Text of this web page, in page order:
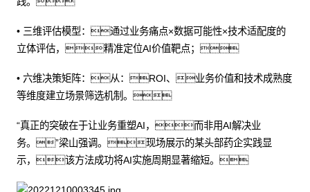
• 三维评估模型：通过业务痛点×数据可能性×技术适配度的
立体评估，精准定位AI价值靶点；
• 六维决策矩阵：从：ROI、业务价值和技术成熟度
等维度建立场景筛选机制。
“真正的突破在于让业务重塑AI，而非用AI解决业
务。”梁山强调。现场展示的某头部药企实践显
示，该方法成功将AI实施周期显著缩短。